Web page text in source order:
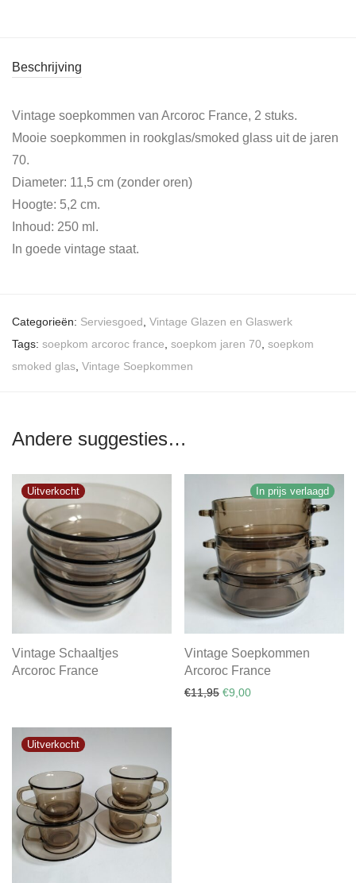
Beschrijving
Vintage soepkommen van Arcoroc France, 2 stuks.
Mooie soepkommen in rookglas/smoked glass uit de jaren
70.
Diameter: 11,5 cm (zonder oren)
Hoogte: 5,2 cm.
Inhoud: 250 ml.
In goede vintage staat.
Categorieën: Serviesgoed Vintage Glazen en Glaswerk
Tags: soepkom arcoroc france soepkom jaren 70 soepkom
smoked glas Vintage Soepkommen
Andere suggesties…
Vintage Schaaltjes
Arcoroc France
In prijs verlaagd
Vintage Soepkommen
Arcoroc France
€11,95 Oorspronkelijke prijs was:
€9,00Huidige prijs is: